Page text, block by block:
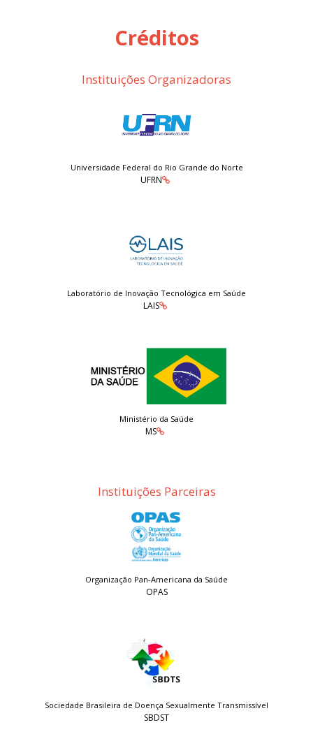
Créditos
Instituições Organizadoras
Universidade Federal do Rio Grande do Norte
UFRN
Laboratório de Inovação Tecnológica em Saúde
LAIS
Ministério da Saúde
MS
Instituições Parceiras
Organização Pan-Americana da Saúde
OPAS
Sociedade Brasileira de Doença Sexualmente Transmissível
SBDST